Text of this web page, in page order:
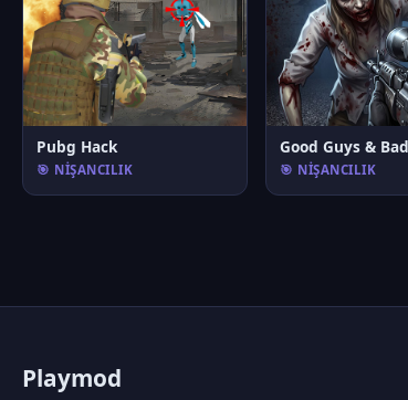
Pubg Hack
🎯 NIŞANCILIK 🎯 NIŞANCILIK
Playmod